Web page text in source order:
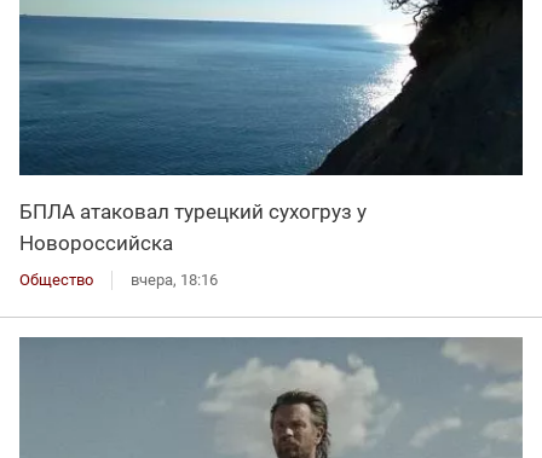
БПЛА атаковал турецкий сухогруз у
Новороссийска
Общество вчера, 18:16